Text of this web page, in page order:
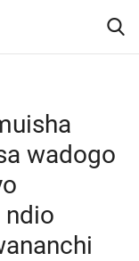
wadogo
ndio